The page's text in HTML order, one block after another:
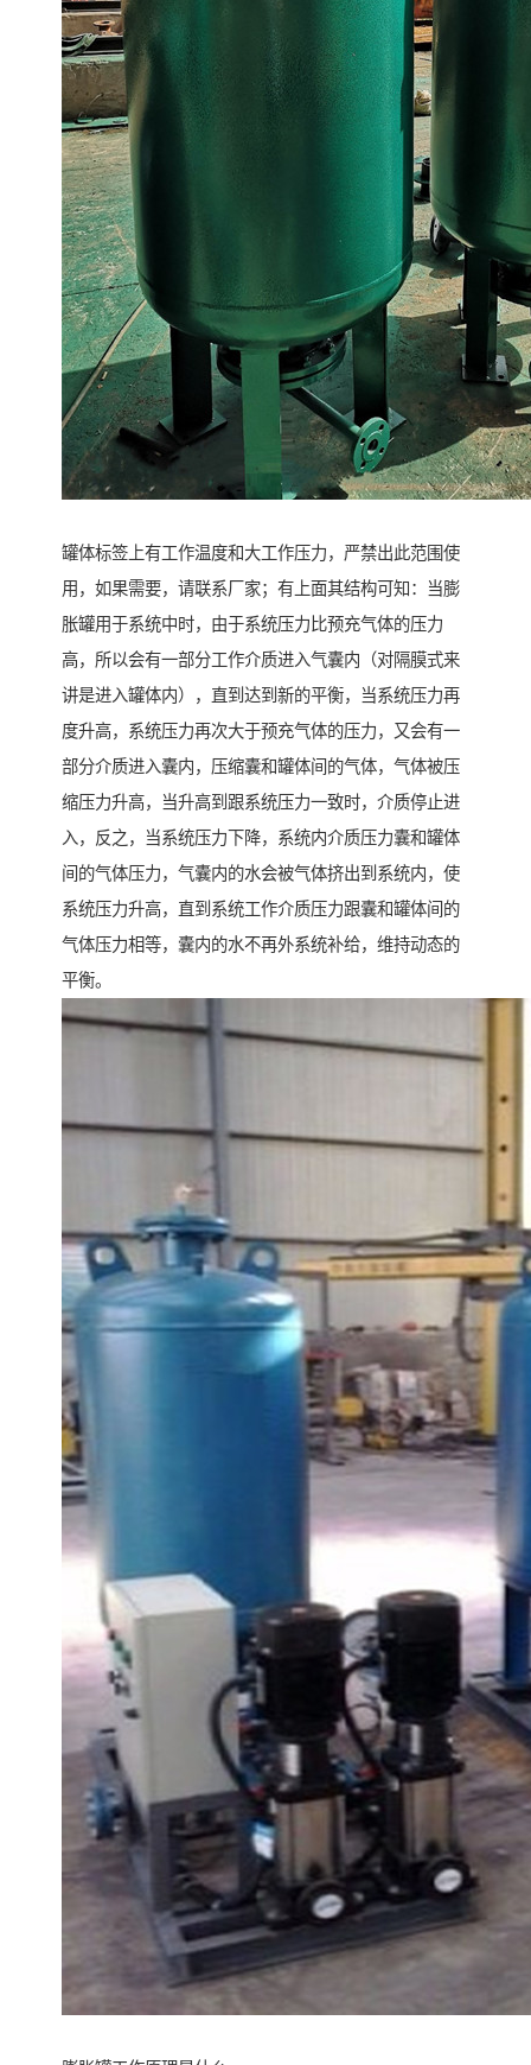
罐体标签上有工作温度和大工作压力，严禁出此范围使
用，如果需要，请联系厂家；有上面其结构可知：当膨
胀罐用于系统中时，由于系统压力比预充气体的压力
高，所以会有一部分工作介质进入气囊内（对隔膜式来
讲是进入罐体内），直到达到新的平衡，当系统压力再
度升高，系统压力再次大于预充气体的压力，又会有一
部分介质进入囊内，压缩囊和罐体间的气体，气体被压
缩压力升高，当升高到跟系统压力一致时，介质停止进
入，反之，当系统压力下降，系统内介质压力囊和罐体
间的气体压力，气囊内的水会被气体挤出到系统内，使
系统压力升高，直到系统工作介质压力跟囊和罐体间的
气体压力相等，囊内的水不再外系统补给，维持动态的
平衡。